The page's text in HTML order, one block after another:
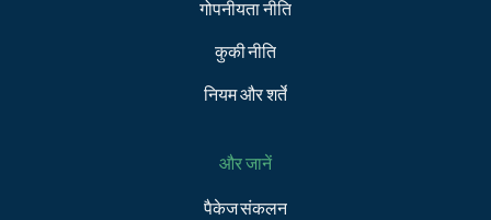
गोपनीयता नीति
कुकी नीति
नियम और शर्तें
और जानें
पैकेज संकलन